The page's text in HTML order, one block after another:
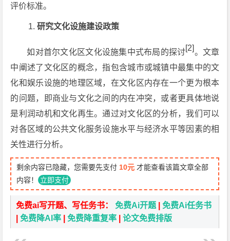
评价标准。
研究文化设施建设政策
如对首尔文化区文化设施集中式布局的探讨[2]。文章
中阐述了文化区的概念，指包含城市或城镇中最集中的文
化和娱乐设施的地理区域，在文化区内存在一个更为根本
的问题，即商业与文化之间的内在冲突，或者更具体地说
是利润动机和文化再生。通过对文化区的分析，我们可以
对各区域的公共文化服务设施水平与经济水平等因素的相
关性进行分析。
剩余内容已隐藏，您需要先支付 10元 才能查看该篇文章全部
内容！ 立即支付
免费ai写开题、写任务书：免费Ai开题 |免费Ai任务书
|免费降AI率 |免费降重复率 |论文免费排版